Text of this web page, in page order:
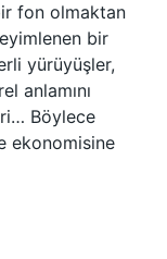
fon olmaktan
bir
yürüyüşler,
anlamını
Böylece
ekonomisine